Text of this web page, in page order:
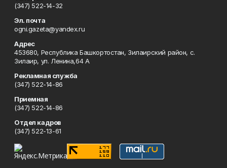
(347) 522-14-32
Эл. почта
ogni.gazeta@yandex.ru
Адрес
453680, Республика Башкортостан, Зилаирский район, с.
Зилаир, ул. Ленина,64 А
Рекламная служба
(347) 522-14-86
Приемная
(347) 522-14-86
Отдел кадров
(347) 522-13-61